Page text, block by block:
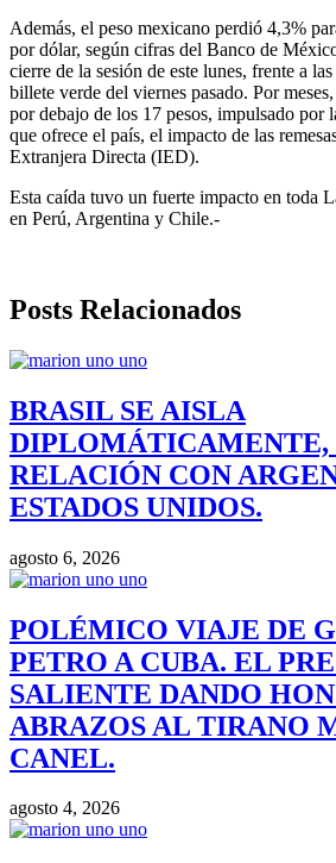
Además, el peso mexicano perdió 4,3%
por dólar, según cifras del Banco de
cierre de la sesión de este lunes, frente a
billete verde del viernes pasado. Por
por debajo de los 17 pesos, impulsado por
que ofrece el país, el impacto de las
Extranjera Directa (IED).
Esta caída tuvo un fuerte impacto en toda
en Perú, Argentina y Chile.-
Posts Relacionados
BRASIL SE AISLA
DIPLOMÁTICAMENTE,
RELACIÓN CON
ESTADOS UNIDOS.
agosto 6, 2026
POLÉMICO VIAJE DE
PETRO A CUBA. EL
SALIENTE DANDO
ABRAZOS AL TIRANO
CANEL.
agosto 4, 2026